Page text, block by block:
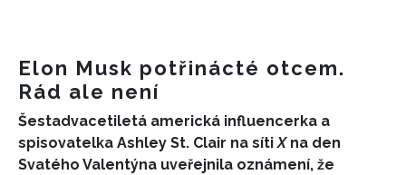
Elon Musk potřinácté otcem.
Rád ale není
Šestadvacetiletá americká influencerka a
spisovatelka Ashley St. Clair na sítiXna den
Svatého Valentýna uveřejnila oznámení, že